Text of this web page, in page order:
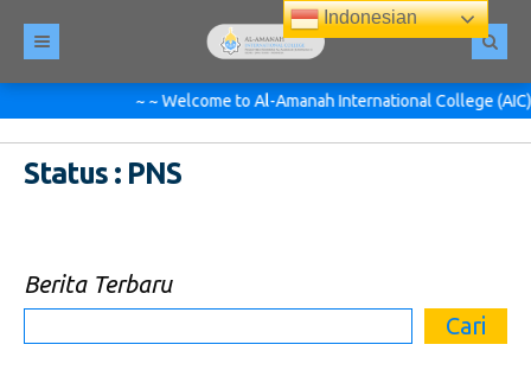
~ ~ Welcome to Al-Amanah International College
Status : PNS
Berita Terbaru
Cari
Indonesian